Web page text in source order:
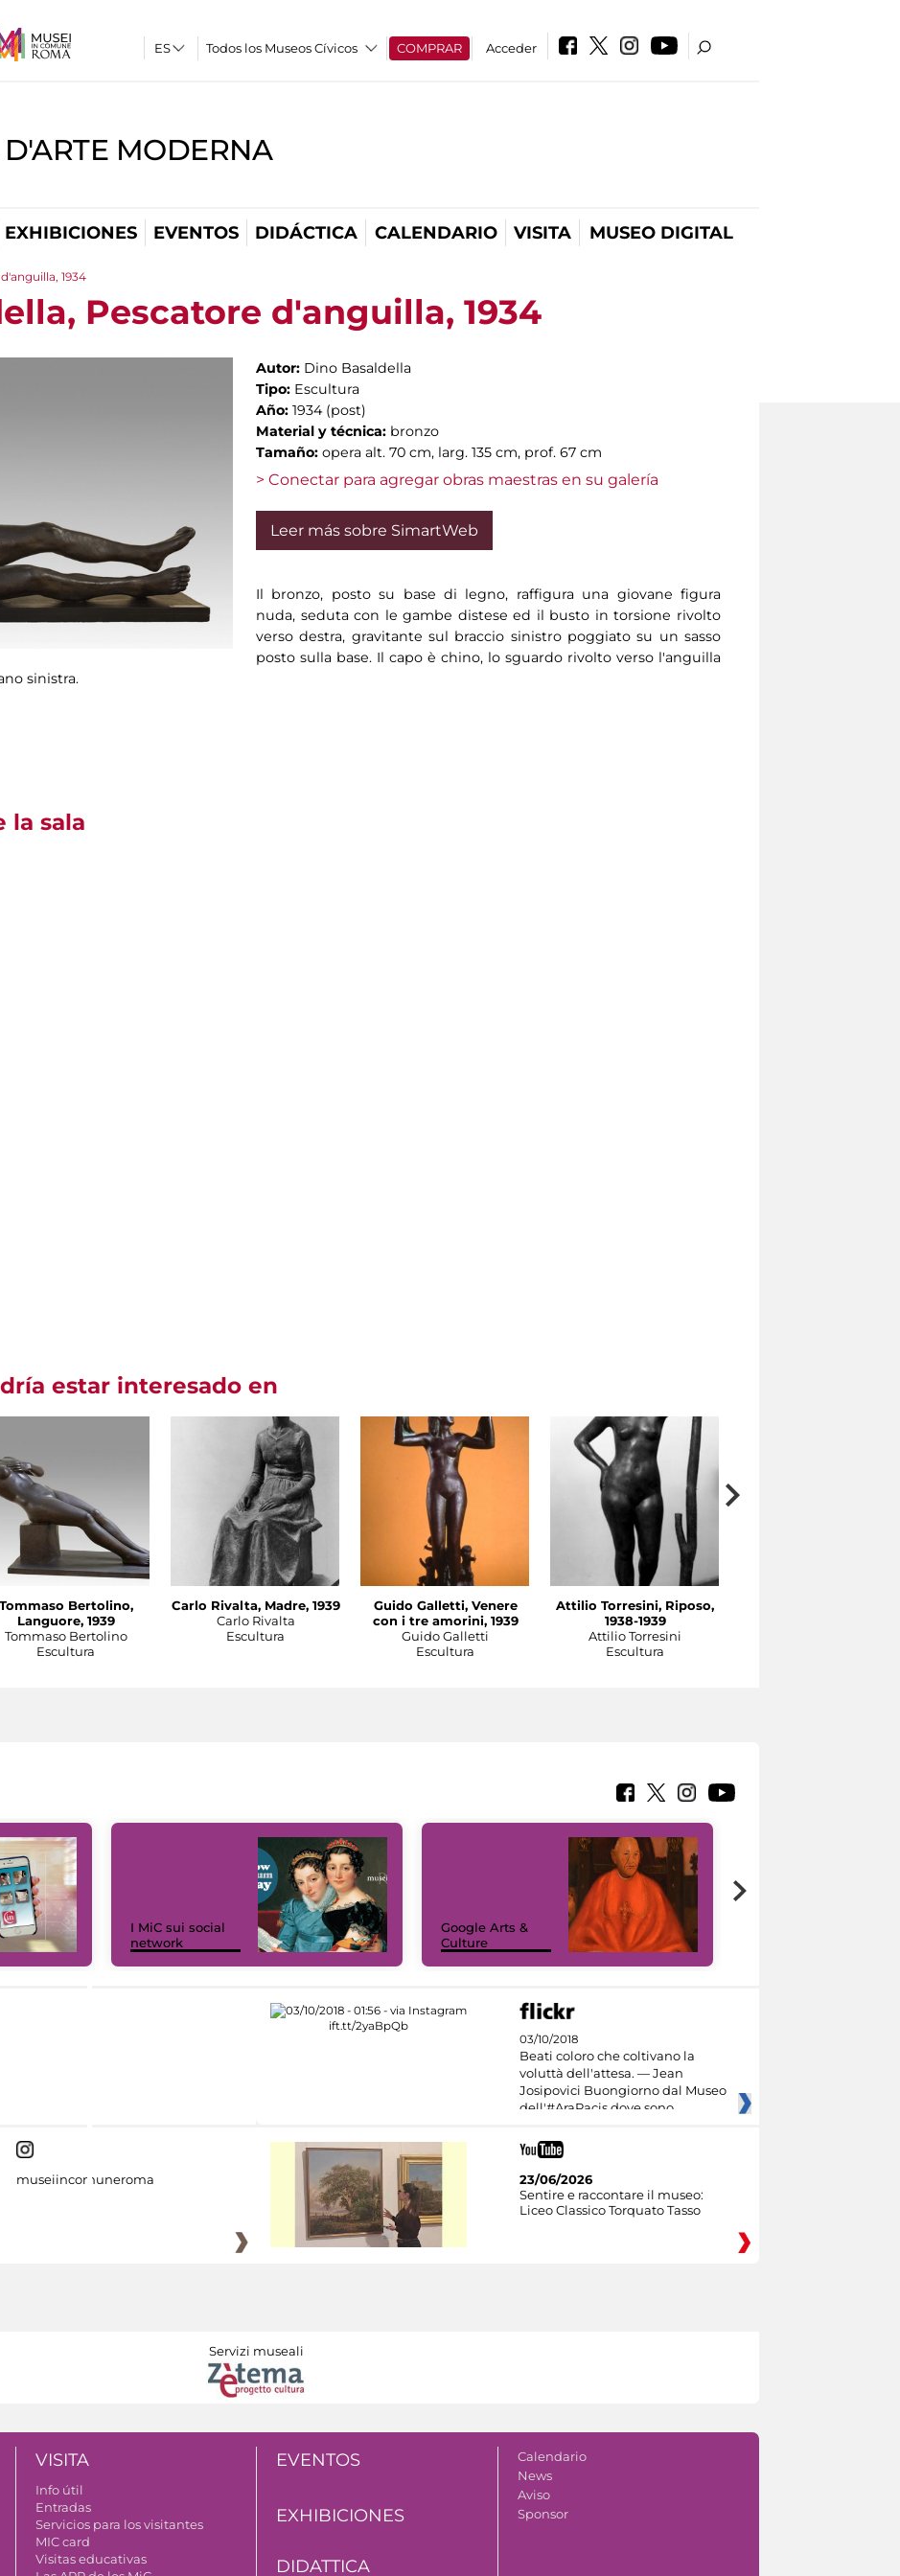
Todos los Museos Cívicos COMPRAR Acceder
MODERNA
EXHIBICIONES EVENTOS DIDÁCTICA CALENDARIO VISITA MUSEO DIGITAL
1934
Pescatore d'anguilla, 1934
Autor: Dino Basaldella
Tipo: Escultura
Año: 1934 (post)
Material y técnica: bronzo
Tamaño: opera alt. 70 cm, larg. 135 cm, prof. 67 cm
> Conectar para agregar obras maestras en su galería
Leer más sobre SimartWeb
Il bronzo, posto su base di legno, raffigura una giovane figura
nuda, seduta con le gambe distese ed il busto in torsione rivolto
verso destra, gravitante sul braccio sinistro poggiato su un sasso
posto sulla base. Il capo è chino, lo sguardo rivolto verso l'anguilla
sinistra.
la sala
estar interesado en
Tommaso Bertolino,
Languore, 1939
Tommaso Bertolino
Escultura
Carlo Rivalta, Madre, 1939
Carlo Rivalta
Escultura
Guido Galletti, Venere
con i tre amorini, 1939
Guido Galletti
Escultura
Attilio Torresini, Riposo,
1938-1939
Attilio Torresini
Escultura
I MiC sui social
network
Google Arts &
Culture
03/10/2018
Beati coloro che coltivano la
voluttà dell'attesa. — Jean
Josipovici Buongiorno dal Museo
dell'#AraPacis dove sono
museiincomuneroma
23/06/2026
Sentire e raccontare il museo:
Liceo Classico Torquato Tasso
Servizi museali
VISITA
Info útil
Entradas
Servicios para los visitantes
MIC card
Visitas educativas
EVENTOS
EXHIBICIONES
DIDATTICA
Calendario
News
Aviso
Sponsor